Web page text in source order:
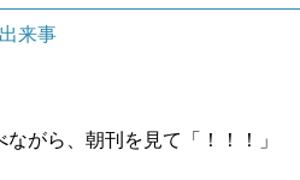
来事
がら、朝刊を見て「！！！」